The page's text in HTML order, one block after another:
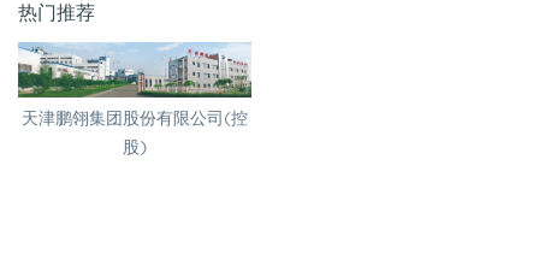
热门推荐
天津鹏翎集团股份有限公司(控
股)